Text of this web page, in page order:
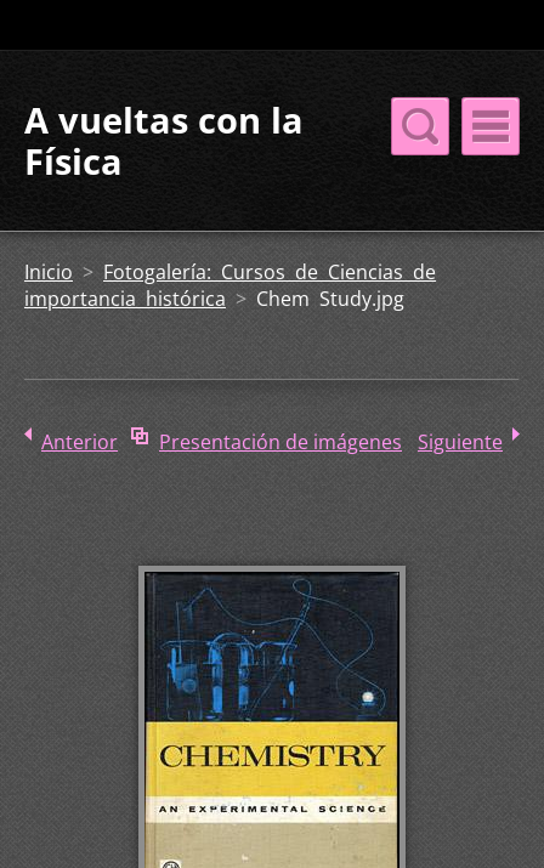
A vueltas con la
Física
Inicio > Fotogalería: Cursos de Ciencias de
importancia histórica > Chem Study.jpg
Anterior Presentación de imágenes Siguiente